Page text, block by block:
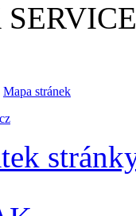
Mapa stránek